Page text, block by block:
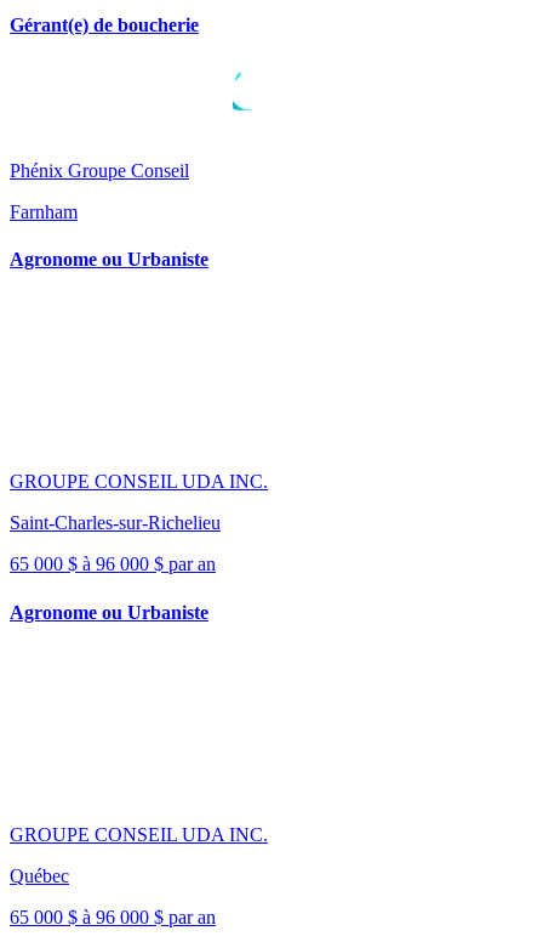
Gérant(e) de boucherie
Phénix Groupe Conseil
Farnham
Agronome ou Urbaniste
GROUPE CONSEIL UDA INC.
Saint-Charles-sur-Richelieu
65 000 $ à 96 000 $ par an
Agronome ou Urbaniste
GROUPE CONSEIL UDA INC.
Québec
65 000 $ à 96 000 $ par an